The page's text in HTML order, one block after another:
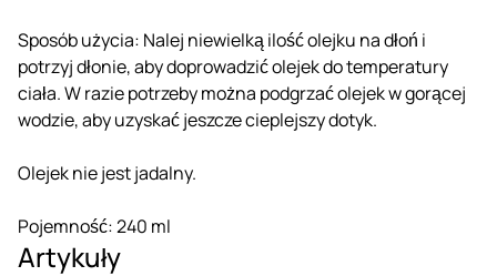
Sposób użycia: Nalej niewielką ilość olejku na dłoń i
potrzyj dłonie, aby doprowadzić olejek do temperatury
ciała. W razie potrzeby można podgrzać olejek w gorącej
wodzie, aby uzyskać jeszcze cieplejszy dotyk.
Olejek nie jest jadalny.
Pojemność: 240 ml
Artykuły